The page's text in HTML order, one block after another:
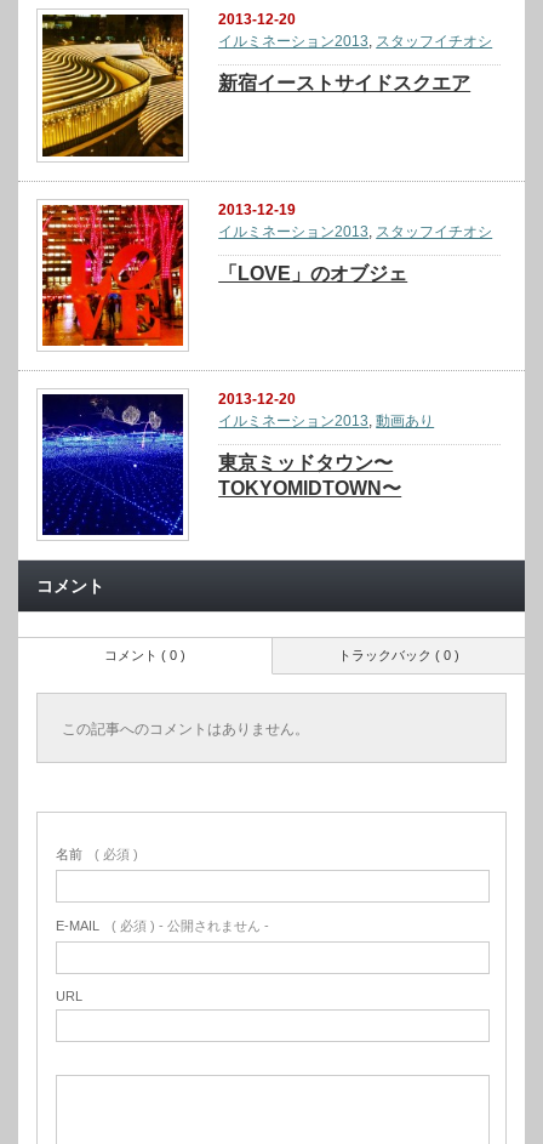
2013-12-20
イルミネーション2013, スタッフイチオシ
新宿イーストサイドスクエア
2013-12-19
イルミネーション2013
スタッフイチオシ
「LOVE」のオブジェ
2013-12-20
イルミネーション2013,動画あり
東京ミッドタウン〜
TOKYOMIDTOWN〜
コメント
トラックバック ( 0 )
コメント ( 0 )
この記事へのコメントはありません。
名前 ( 必須 )
E-MAIL ( 必須 ) - 公開されません -
URL